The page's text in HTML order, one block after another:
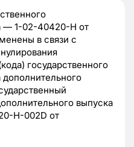
— 1-02-40420-H от
в связи с
государственного
выпуска
H-002D от